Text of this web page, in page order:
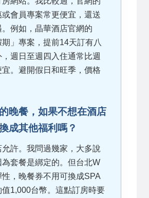
會員專案常更便宜，還送
例如，晶華酒店官網的
期」專案，提前14天訂有八
週日至週四入住通常比週
宜。避開假日和旺季，價格
晚餐，如果不想在酒店
成其他福利嗎？
許。我問過幾家，大多說
套餐是綁定的。但台北W
，晚餐券不用可換成SPA
1,000台幣。這點訂房時要